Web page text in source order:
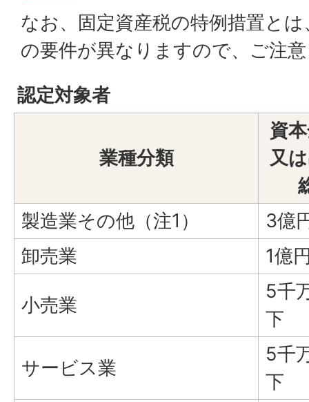
なお、固定資産税の特例措置と
の要件が異なりますので、ご注
認定対象者
業種分類
資
又
製造業その他（注1）
3億
卸売業
1億
小売業
5千
下
サービス業
5千
下